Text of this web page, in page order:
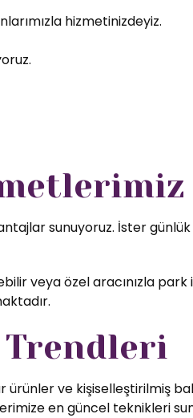
hizmetinizdeyiz.
sunuyoruz. İster günlük
veya özel aracınızla
Trendleri
ürünler ve kişiselleştirilmiş
en güncel teknikleri